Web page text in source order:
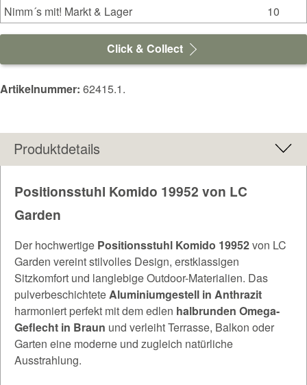
Nimm´s mit! Markt & Lager
10
Click & Collect
Artikelnummer: 62415.1.
Produktdetails
Positionsstuhl Komido 19952 von LC
Garden
Der hochwertige Positionsstuhl Komido 19952von LC
Garden vereint stilvolles Design, erstklassigen
Sitzkomfort und langlebige Outdoor-Materialien. Das
pulverbeschichteteAluminiumgestell in Anthrazit
harmoniert perfekt mit dem edlen halbrunden Omega-
Geflecht in Braun und verleiht Terrasse, Balkon oder
Garten eine moderne und zugleich natürliche
Ausstrahlung.